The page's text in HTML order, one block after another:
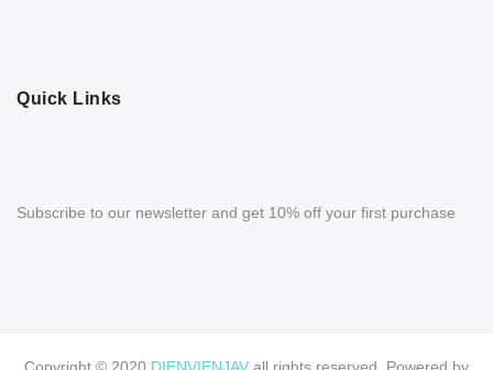
Quick Links
Subscribe to our newsletter and get 10% off your first purchase
Copyright © 2020 DIENVIENJAV all rights reserved. Powered by